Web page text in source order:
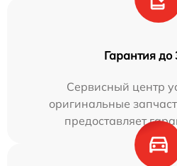
Гарантия до
Сервисный центр
оригинальные
предоставляет